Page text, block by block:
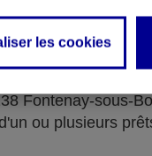
SA au capital de
Fontenay-sous-
ou plusieurs
les cookies